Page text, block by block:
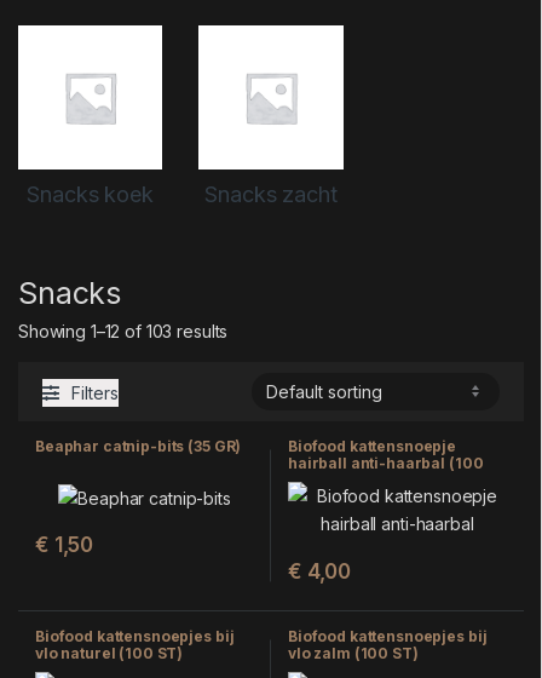
Snacks koek Snacks zacht
Snacks
Showing 1–12 of 103 results
Filters
Beaphar catnip-bits (35 GR)
€ 1,50
Biofood kattensnoepje
hairball anti-haarbal (100
ST)
€ 4,00
Biofood kattensnoepjes bij
vlo naturel (100 ST)
Biofood kattensnoepjes bij
vlo zalm (100 ST)